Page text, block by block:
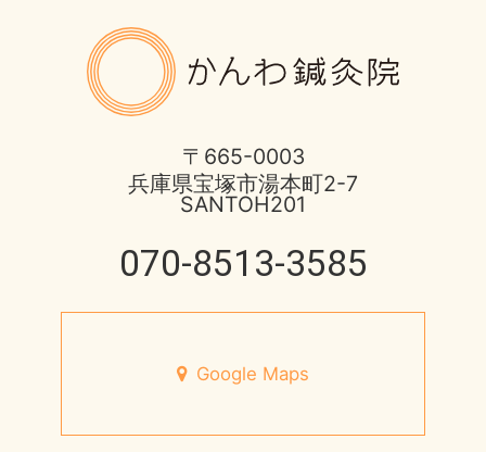
ほっとひと息
円形脱毛症
8月営業日のお知らせ
酷暑に負けない体つくり
未来の健康を支える
宝塚市 メニエール病 20代 女性
〒665-0003
兵庫県宝塚市湯本町2-7
SANTOH201
070-8513-3585
Google Maps